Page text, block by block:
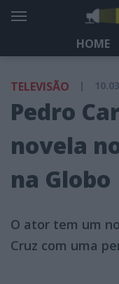
HOME
TELEVISÃO |
Pedro
novela
na Globo
O ator tem um
Cruz com uma